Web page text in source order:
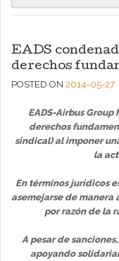
EADS
derechos
POSTED ON 2014-05-27
EADS-Airbus
derechos
sindical) al imponer
la
En términos jurídicos
asemejarse de manera
por razón de la
A pesar de
apoyando